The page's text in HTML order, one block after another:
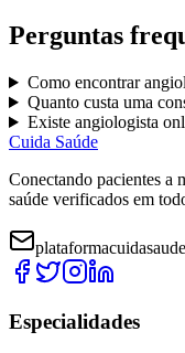
Perguntas
Como encontrar
Quanto custa uma
Existe angiologista
Cuida Saúde
Conectando pacientes a
saúde verificados em
Especialidades